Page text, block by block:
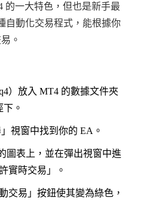
的一大特色，但也是新手最
自動化交易程式，能根據你
。
）放入 MT4 的數據文件夾
。
視窗中找到你的 EA。
圖表上，並在彈出視窗中進
實時交易」。
交易」按鈕使其變為綠色，